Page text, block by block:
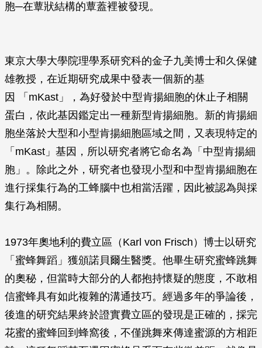
胞─在蕈狀結構的蕈蓋裡被發現。
東京大學大學院理學系研究科的金子九美博士和久保健
雄教授，在近期研究成果中發表一個新的基
因 「mKast」，為好發於中型肯揚細胞的休止子相關
蛋白，依此基因鑑定出一種新型肯揚細胞。新的肯揚細
胞坐落於大型和小型肯揚細胞區域之間，又表現特定的
「mKast」基因，所以研究者將它命名為「中型肯揚細
胞」。除此之外，研究者也發現小型和中型肯揚細胞在
進行採集行為的工蜂腦中也相當活躍，因此被認為與採
集行為相關。
1973年奧地利的費立區（Karl von Frisch）博士以研究
「蜜蜂舞蹈」獲頒諾貝爾生醫獎。他畢生研究蜜蜂跳舞
的奧秘，但當時大部分的人都抱持懷疑的態度，不敢相
信蜜蜂具有如此複雜的溝通技巧。經過多年的爭論後，
後進的研究結果終於證實費立區的發現是正確的，採完
花蜜的蜜蜂回到蜂窩後，不僅跳舞來傳達蜜源的方相距